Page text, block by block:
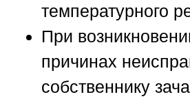
температурного
При
причинах
собственнику